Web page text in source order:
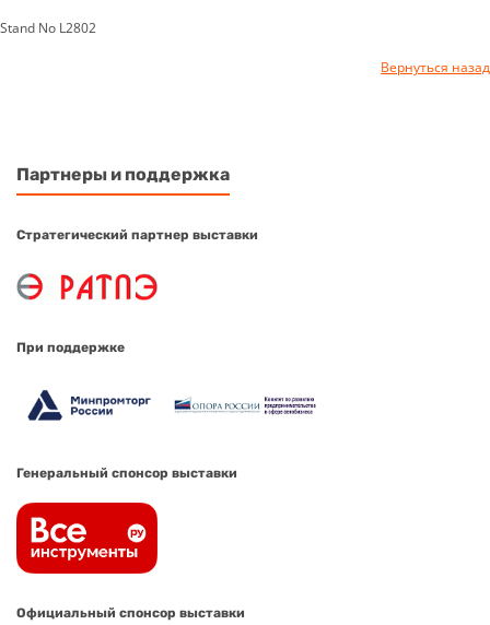
Stand No L2802
Вернуться назад
Партнеры и поддержка
Стратегический партнер выставки
При поддержке
Генеральный спонсор выставки
Официальный спонсор выставки